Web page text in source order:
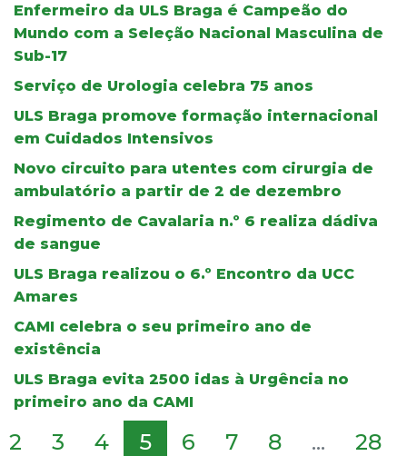
Enfermeiro da ULS Braga é Campeão do
Mundo com a Seleção Nacional Masculina de
Sub-17
Serviço de Urologia celebra 75 anos
ULS Braga promove formação internacional
em Cuidados Intensivos
Novo circuito para utentes com cirurgia de
ambulatório a partir de 2 de dezembro
Regimento de Cavalaria n.º 6 realiza dádiva
de sangue
ULS Braga realizou o 6.º Encontro da UCC
Amares
CAMI celebra o seu primeiro ano de
existência
ULS Braga evita 2500 idas à Urgência no
primeiro ano da CAMI
2 3 4 5 6 7 8 ... 28